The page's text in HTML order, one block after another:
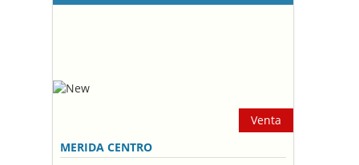
Venta
MERIDA CENTRO